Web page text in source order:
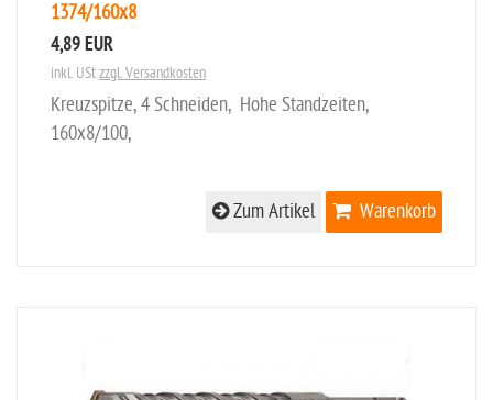
1374/160x8
4,89 EUR
inkl. UStzzgl. Versandkosten
Kreuzspitze, 4 Schneiden, Hohe Standzeiten,
160x8/100,
Warenkorb
Zum Artikel